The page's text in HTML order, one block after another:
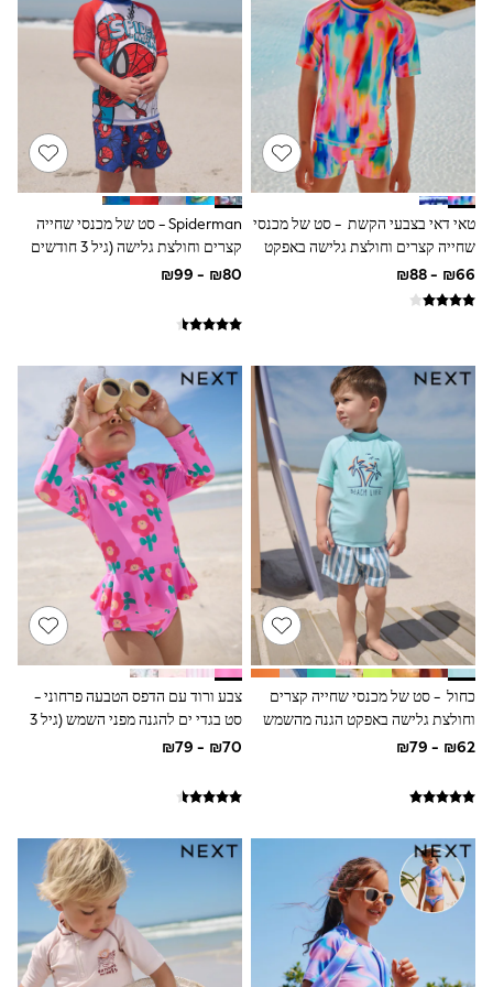
Dresses
Jeans
Jumpsuits & Playsuits
Knitwear
Loungewear
Nightwear & Pyjamas
Pants & Leggings
Occasion & Party
Schoolwear
Sets & Outfits
Shirts & Blouses
Shorts & Skirts
Sportswear
Sweatshirts & Hoodies
The Pink Edit
Fruit Prints
Holiday Shop
Flower Girl & Bridesmaid Outfits
Toy Story
THE SET
Shop All Footwear
Sandals & Clogs
Baby & Toddler
Boots
Half Sizes
School Shoes
Slippers
Sneakers & Pumps
Wide Fit
Wellies
Tops
Dresses
Shorts
Skirts
New in
Summer Dresses
Occasion and Party Dresses
Floral Dresses
Sequin Dresses
Short Sleeve Dresses
Longsleeve Dresses
טאי דאי בצבעי הקשת - סט של מכנסי
שחייה קצרים וחולצת גלישה באפקט
להגנה מפני השמש (גיל 3 עד 16)
Spiderman - סט של מכנסי שחייה
קצרים וחולצת גלישה (גיל 3 חודשים
עד 7 שנים)
כחול - סט של מכנסי שחייה קצרים
וחולצת גלישה באפקט הגנה מהשמש
(גיל 3 חודשים עד 7 שנים)
צבע ורוד עם הדפס הטבעה פרחוני -
סט בגדי ים להגנה מפני השמש (גיל 3
חודשים עד 7 שנים)